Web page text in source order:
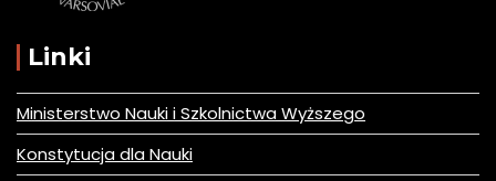
Linki
Ministerstwo Nauki i Szkolnictwa Wyższego
Konstytucja dla Nauki